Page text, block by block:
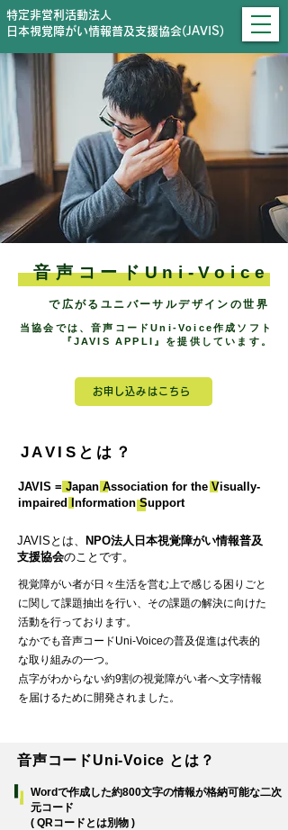
特定非営利活動法人
日本視覚障がい情報普及支援協会(JAVIS)
音声コードUni-Voice
で広がるユニバーサルデザインの世界
当協会では、音声コードUni-Voice作成ソフト
『JAVIS APPLI』を提供しています。
お申し込みはこちら
JAVISとは？
JAVIS = Japan Association for the Visually-
impaired Information Support
JAVISとは、
NPO法人日本視覚障がい情報普及
支援協会のことです。
視覚障がい者が日々生活を営む上で感じる困りごと
に関して課題抽出を行い、その課題の解決に向けた
活動を行っております。
なかでも音声コードUni-Voiceの普及促進は代表的
な取り組みの一つ。
点字がわからない約9割の視覚障がい者へ文字情報
を届けるために開発されました。
音声コードUni-Voice とは？
Wordで作成した約800文字の情報が格納可能な二次
元コード
( QRコードとは別物 )